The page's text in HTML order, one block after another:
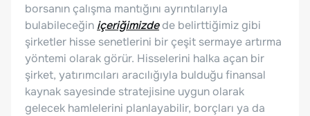
borsanın çalışma mantığını ayrıntılarıyla
bulabileceğin içeriğimizdede belirttiğimiz gibi
şirketler hisse senetlerini bir çeşit sermaye artırma
yöntemi olarak görür. Hisselerini halka açan bir
şirket, yatırımcıları aracılığıyla bulduğu finansal
kaynak sayesinde stratejisine uygun olarak
gelecek hamlelerini planlayabilir, borçları ya da